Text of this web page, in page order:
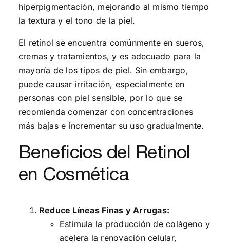
hiperpigmentación, mejorando al mismo tiempo
la textura y el tono de la piel.
El retinol se encuentra comúnmente en sueros,
cremas y tratamientos, y es adecuado para la
mayoría de los tipos de piel. Sin embargo,
puede causar irritación, especialmente en
personas con piel sensible, por lo que se
recomienda comenzar con concentraciones
más bajas e incrementar su uso gradualmente.
Beneficios del Retinol
en Cosmética
Reduce Líneas Finas y Arrugas:
Estimula la producción de colágeno y
acelera la renovación celular,